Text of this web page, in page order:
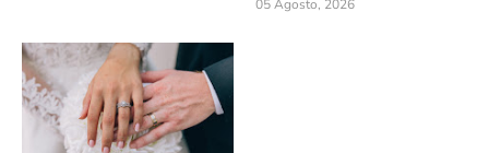
05 Agosto, 2026